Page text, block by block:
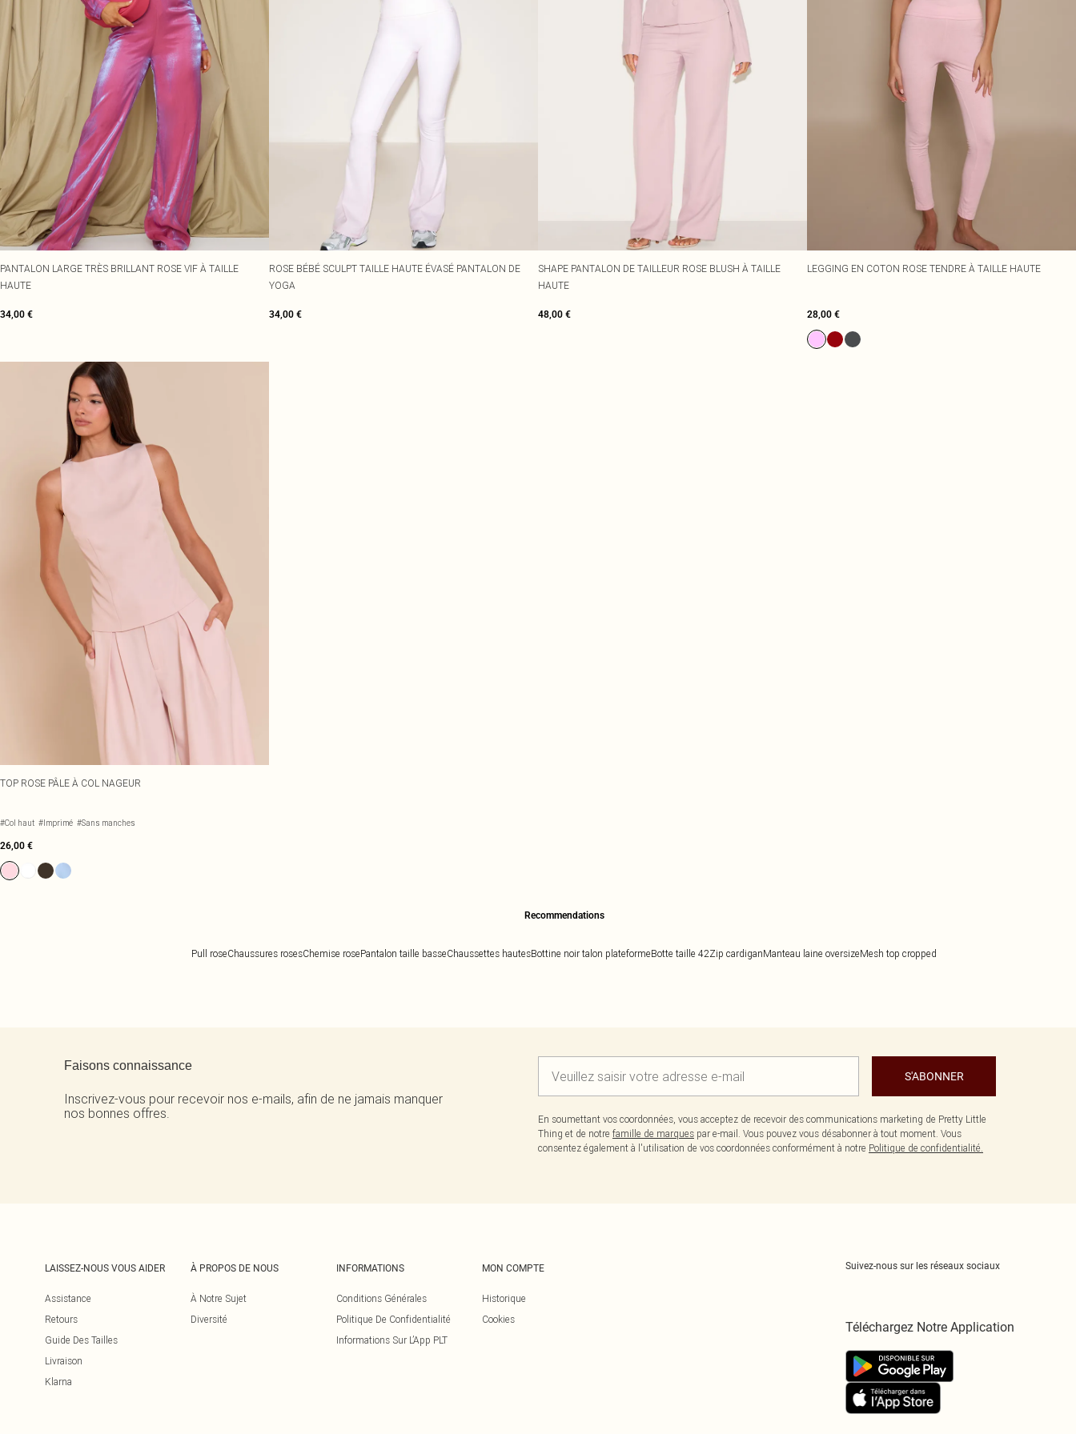
PANTALON LARGE TRÈS BRILLANT ROSE VIF À TAILLE
HAUTE
34,00 €
ROSE BÉBÉ SCULPT TAILLE HAUTE ÉVASÉ PANTALON DE
YOGA
34,00 €
SHAPE PANTALON DE TAILLEUR ROSE BLUSH À TAILLE
HAUTE
48,00 €
LEGGING EN COTON ROSE TENDRE À TAILLE HAUTE
28,00 €
TOP ROSE PÂLE À COL NAGEUR
#Col haut #Imprimé #Sans manches
26,00 €
Recommendations
Pull roseChaussures rosesChemise rosePantalon taille basseChaussettes hautesBottine noir talon plateformeBotte taille 42Zip cardiganManteau laine oversizeMesh top cropped
Faisons connaissance
Inscrivez-vous pour recevoir nos e-mails, afin de ne jamais manquer
nos bonnes offres.
S'ABONNER
En soumettant vos coordonnées, vous acceptez de recevoir des communications marketing de Pretty Little
Thing et de notre famille de marques par e-mail. Vous pouvez vous désabonner à tout moment. Vous
consentez également à l'utilisation de vos coordonnées conformément à notre Politique de confidentialité.
LAISSEZ-NOUS VOUS AIDER
Assistance
Retours
Guide Des Tailles
Livraison
Klarna
À PROPOS DE NOUS
À Notre Sujet
Diversité
INFORMATIONS
Conditions Générales
Politique De Confidentialité
Informations Sur L’App PLT
MON COMPTE
Historique
Cookies
Suivez-nous sur les réseaux sociaux
Téléchargez Notre Application